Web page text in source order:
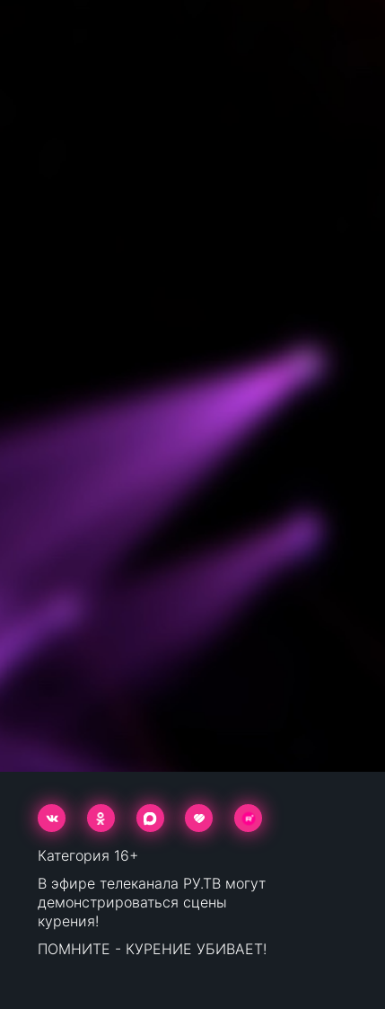
Категория 16+
В эфире телеканала РУ.ТВ могут
демонстрироваться сцены
курения!
ПОМНИТЕ - КУРЕНИЕ УБИВАЕТ!